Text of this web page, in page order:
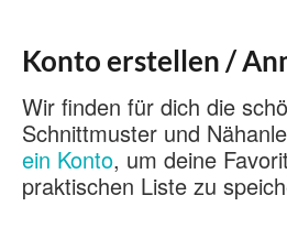
Konto erstellen /
Wir finden für dich die
Schnittmuster und
ein Konto, um deine
praktischen Liste zu